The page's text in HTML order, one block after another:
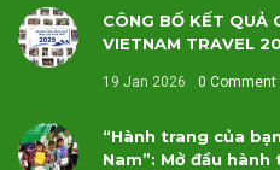
CÔNG BỐ KẾT QUẢ
VIETNAM TRAVEL
19 Jan 2026 0 Comment
“Hành trang của
Nam”: Mở đầu